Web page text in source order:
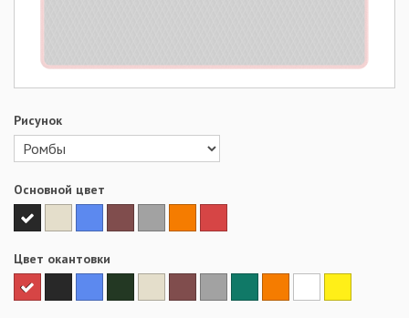
Рисунок
Основной цвет
Цвет окантовки